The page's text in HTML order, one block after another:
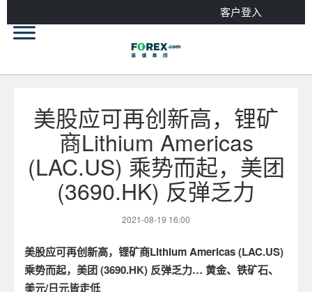
客户登入
美股应可再创新高，锂矿
商Lithium Americas
(LAC.US) 乘势而起，美团
(3690.HK) 反弹乏力
2021-08-19 16:00
美股应可再创新高，锂矿商Lithium Americas (LAC.US)
乘势而起，美团 (3690.HK) 反弹乏力… 黄金、铁矿石、
美元/日元皆走低